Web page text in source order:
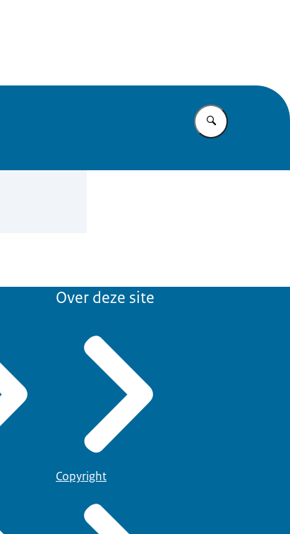
Vul in wat u
Over deze site
Copyright